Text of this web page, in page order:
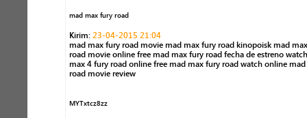
mad max fury road
Kirim: 23-04-2015 21:04
mad max fury road movie mad max fury road kinopoisk mad
road movie online free mad max fury road fecha de estreno
max 4 fury road online free mad max fury road watch online
road movie review
MYTxtcz8zz